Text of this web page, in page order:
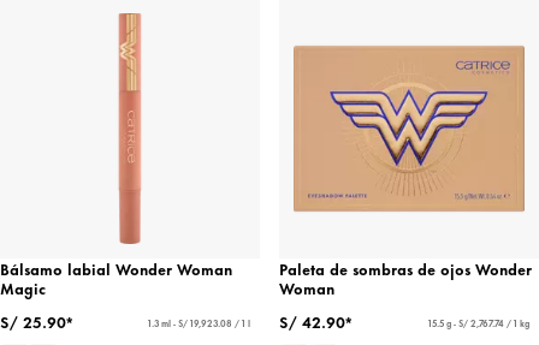
Bálsamo labial Wonder Woman
Magic
S/ 25.90*
1.3 ml - S/ 19,923.08 / 1 l
Paleta de sombras de ojos Wonder
Woman
S/ 42.90*
15.5 g - S/ 2,767.74 / 1 kg